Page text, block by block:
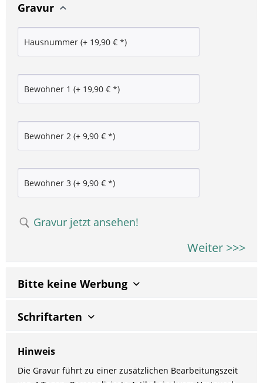
Gravur
Gravur jetzt ansehen!
Weiter >>>
Bitte keine Werbung
Schriftarten
Hinweis
Die Gravur führt zu einer zusätzlichen Bearbeitungszeit